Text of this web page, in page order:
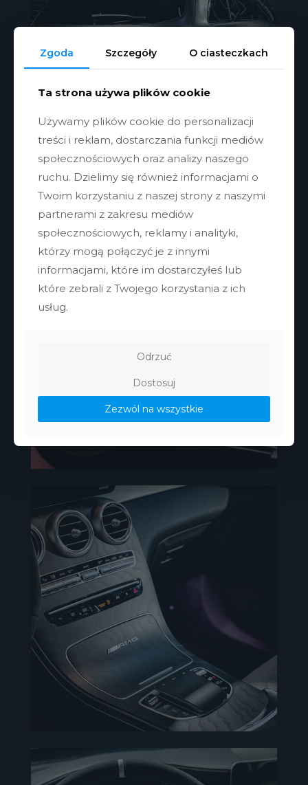
Zgoda Szczegóły O ciasteczkach
Ta strona używa plików cookie
Używamy plików cookie do personalizacji
treści i reklam, dostarczania funkcji mediów
społecznościowych oraz analizy naszego
ruchu. Dzielimy się również informacjami o
Twoim korzystaniu z naszej strony z naszymi
partnerami z zakresu mediów
społecznościowych, reklamy i analityki,
którzy mogą połączyć je z innymi
informacjami, które im dostarczyłeś lub
które zebrali z Twojego korzystania z ich
usług.
Odrzuć
Dostosuj
Zezwól na wszystkie